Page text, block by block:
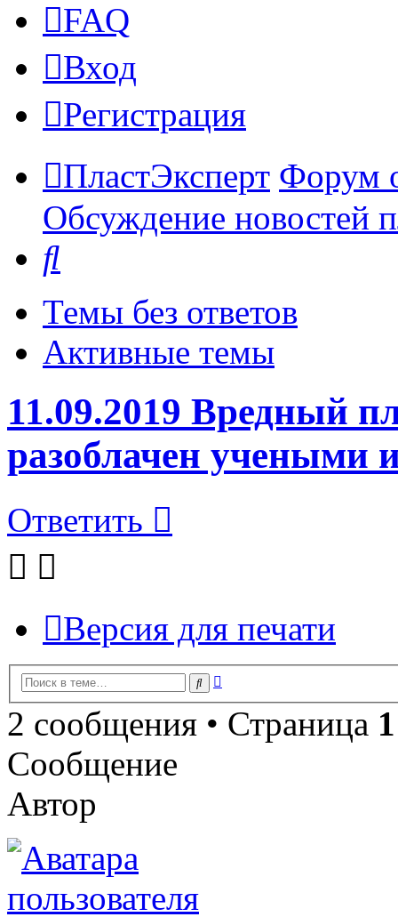
FAQ
Вход
Регистрация
ПластЭксперт Форум
Обсуждение новостей
Темы без ответов
Активные темы
11.09.2019 Вредный
разоблачен учеными
Ответить
Версия для печати
Поиск
2 сообщения • Страница 1
Сообщение
Автор